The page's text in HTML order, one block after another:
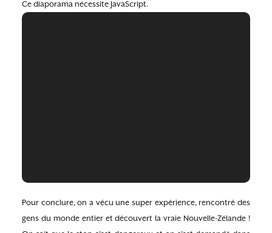
Ce diaporama nécessite JavaScript.
Pour conclure, on a vécu une super expérience, rencontré des
gens du monde entier et découvert la vraie Nouvelle-Zélande !